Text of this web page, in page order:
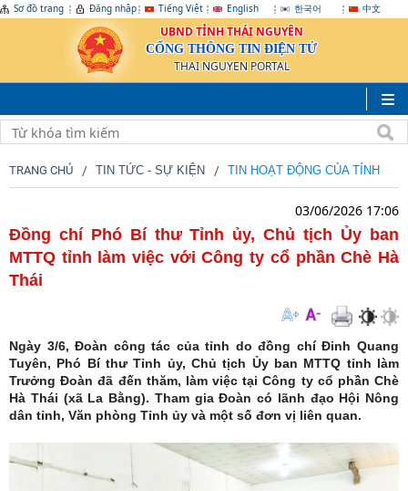
Sơ đồ trang Đăng nhập Tiếng Việt English 한국어 中文
UBND TỈNH THÁI NGUYÊN
CỔNG THÔNG TIN ĐIỆN TỬ
THAI NGUYEN PORTAL
TRANG CHỦ TIN TỨC - SỰ KIỆN TIN HOẠT ĐỘNG CỦA TỈNH
03/06/2026 17:06
Đồng chí Phó Bí thư Tỉnh ủy, Chủ tịch Ủy ban
MTTQ tỉnh làm việc với Công ty cổ phần Chè Hà
Thái
Ngày 3/6, Đoàn công tác của tỉnh do đồng chí Đinh Quang
Tuyên, Phó Bí thư Tỉnh ủy, Chủ tịch Ủy ban MTTQ tỉnh làm
Trưởng Đoàn đã đến thăm, làm việc tại Công ty cổ phần Chè
Hà Thái (xã La Bằng). Tham gia Đoàn có lãnh đạo Hội Nông
dân tỉnh, Văn phòng Tỉnh ủy và một số đơn vị liên quan.